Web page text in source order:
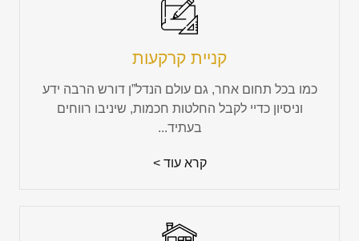
קניית קרקעות
כמו בכל תחום אחר, גם עולם הנדל”ן דורש הרבה ידע
וניסיון כדיי לקבל החלטות חכמות, שיניבו רווחים
בעתיד...
קרא עוד >